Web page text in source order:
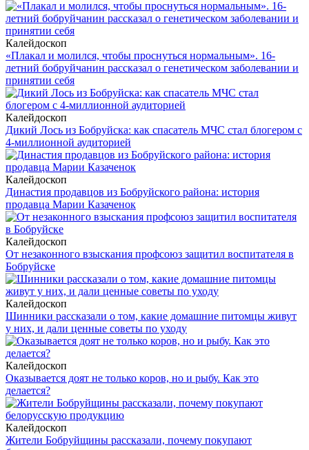
Калейдоскоп
«Плакал и молился, чтобы проснуться нормальным». 16-
летний бобруйчанин рассказал о генетическом заболевании и
принятии себя
Калейдоскоп
Дикий Лось из Бобруйска: как спасатель МЧС стал блогером с
4-миллионной аудиторией
Калейдоскоп
Династия продавцов из Бобруйского района: история
продавца Марии Казаченок
Калейдоскоп
От незаконного взыскания профсоюз защитил воспитателя в
Бобруйске
Калейдоскоп
Шинники рассказали о том, какие домашние питомцы живут
у них, и дали ценные советы по уходу
Калейдоскоп
Оказывается доят не только коров, но и рыбу. Как это
делается?
Калейдоскоп
Жители Бобруйщины рассказали, почему покупают